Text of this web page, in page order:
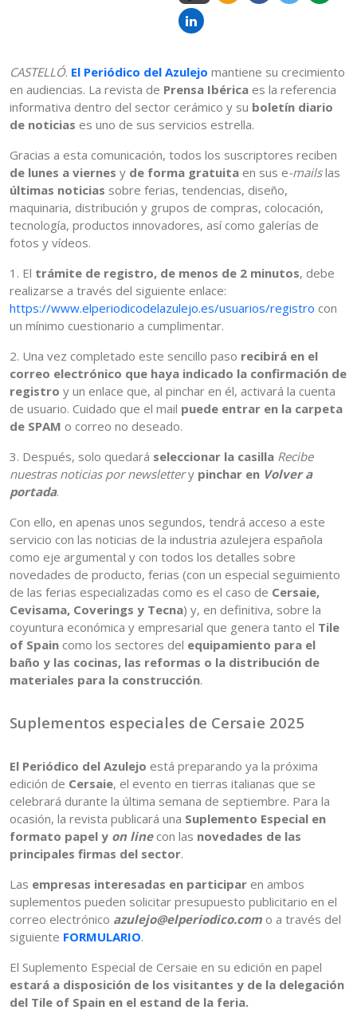
CASTELLÓ. El Periódico del Azulejo mantiene su crecimiento
en audiencias. La revista de Prensa Ibérica es la referencia
informativa dentro del sector cerámico y su boletín diario
de noticias es uno de sus servicios estrella.
Gracias a esta comunicación, todos los suscriptores reciben
de lunes a viernes y de forma gratuita en sus e-mailslas
últimas noticias sobre ferias, tendencias, diseño,
maquinaria, distribución y grupos de compras, colocación,
tecnología, productos innovadores, así como galerías de
fotos y vídeos.
1. El trámite de registro, de menos de 2 minutos, debe
realizarse a través del siguiente enlace:
https://www.elperiodicodelazulejo.es/usuarios/registro con
un mínimo cuestionario a cumplimentar.
2. Una vez completado este sencillo paso recibirá en el
correo electrónico que haya indicado la confirmación de
registro y un enlace que, al pinchar en él, activará la cuenta
de usuario. Cuidado que el mail puede entrar en la carpeta
de SPAM o correo no deseado.
3. Después, solo quedará seleccionar la casilla Recibe
nuestras noticias por newslettery pinchar en Volver a
portada.
Con ello, en apenas unos segundos, tendrá acceso a este
servicio con las noticias de la industria azulejera española
como eje argumental y con todos los detalles sobre
novedades de producto, ferias (con un especial seguimiento
de las ferias especializadas como es el caso de Cersaie,
Cevisama, Coverings y Tecna) y, en definitiva, sobre la
coyuntura económica y empresarial que genera tanto el Tile
of Spain como los sectores del equipamiento para el
baño y las cocinas, las reformas o la distribución de
materiales para la construcción.
Suplementos especiales de Cersaie 2025
El Periódico del Azulejo está preparando ya la próxima
edición de Cersaie, el evento en tierras italianas que se
celebrará durante la última semana de septiembre. Para la
ocasión, la revista publicará una Suplemento Especial en
formato papel y on line con las novedades de las
principales firmas del sector.
Las empresas interesadas en participar en ambos
suplementos pueden solicitar presupuesto publicitario en el
correo electrónico azulejo@elperiodico.com o a través del
siguiente FORMULARIO.
El Suplemento Especial de Cersaie en su edición en papel
estará a disposición de los visitantes y de la delegación
del Tile of Spain en el estand de la feria.